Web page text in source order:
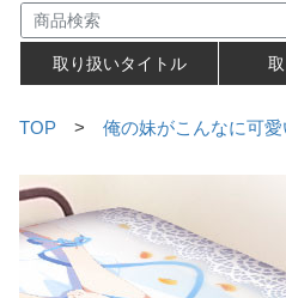
取り扱いタイトル
TOP > 俺の妹がこんなに可